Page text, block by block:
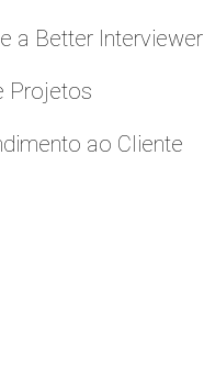
a Better Interviewer
Projetos
ao Cliente